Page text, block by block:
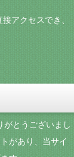
アクセスでき、
がとうございまし
があり、当サイ